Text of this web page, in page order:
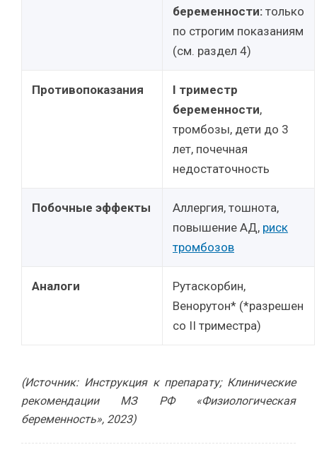
беременности: только
по строгим показаниям
(см. раздел 4)
Противопоказания
I триместр
беременности,
тромбозы, дети до 3
лет, почечная
недостаточность
Побочные эффекты
Аллергия, тошнота,
повышение АД, риск
тромбозов
Аналоги
Рутаскорбин,
Венорутон* (*разрешен
со II триместра)
(Источник: Инструкция к препарату; Клинические
рекомендации МЗ РФ «Физиологическая
беременность», 2023)